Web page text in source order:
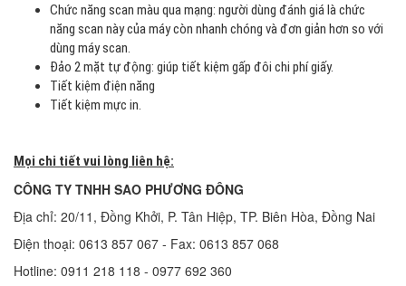
Chức năng scan màu qua mạng: người dùng đánh giá là chức
năng scan này của máy còn nhanh chóng và đơn giản hơn so với
dùng máy scan.
Đảo 2 mặt tự động: giúp tiết kiệm gấp đôi chi phí giấy.
Tiết kiệm điện năng
Tiết kiệm mực in.
Mọi chi tiết vui lòng liên hệ:
CÔNG TY TNHH SAO PHƯƠNG ĐÔNG
Địa chỉ: 20/11, Đồng Khởi, P. Tân Hiệp, TP. Biên Hòa, Đồng Nai
Điện thoại: 0613 857 067 - Fax: 0613 857 068
Hotline: 0911 218 118 - 0977 692 360